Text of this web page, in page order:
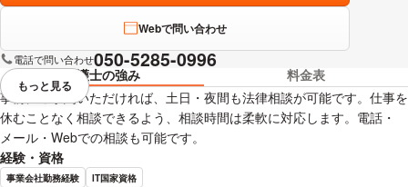
Webで問い合わせ
電話で問い合わせ050-5285-0996
弁護士の強み
料金表
事前にご予約いただければ、土日・夜間も法律相談が可能です。仕事を
休むことなく相談できるよう、相談時間は柔軟に対応します。電話・
メール・Webでの相談も可能です。
経験・資格
事業会社勤務経験 IT国家資格
視覚的に省略されている要素を
もっと見る